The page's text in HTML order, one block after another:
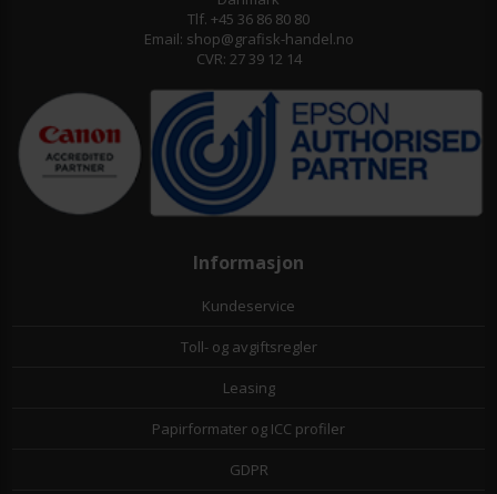
Tlf. +45 36 86 80 80
Email: shop@grafisk-handel.no
CVR: 27 39 12 14
Informasjon
Kundeservice
Toll- og avgiftsregler
Leasing
Papirformater og ICC profiler
GDPR